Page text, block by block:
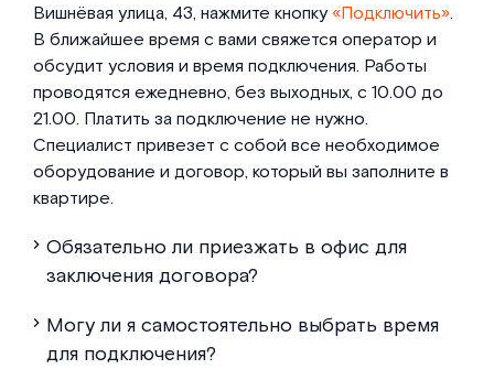
Вишнёвая улица, 43, нажмите кнопку«Подключить».
В ближайшее время с вами свяжется оператор и
обсудит условия и время подключения. Работы
проводятся ежедневно, без выходных, с 10.00 до
21.00. Платить за подключение не нужно.
Специалист привезет с собой все необходимое
оборудование и договор, который вы заполните в
квартире.
Обязательно ли приезжать в офис для
заключения договора?
Могу ли я самостоятельно выбрать время
для подключения?